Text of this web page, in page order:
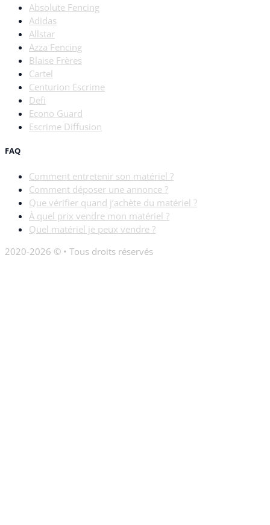
Absolute Fencing
Adidas
Allstar
Azza Fencing
Blaise Frères
Cartel
Centurion Escrime
Defi
Econo Guard
Escrime Diffusion
FAQ
Comment entretenir son matériel ?
Comment déposer une annonce ?
Que vérifier quand j’achète du matériel ?
À quel prix vendre mon matériel ?
Quel matériel je peux vendre ?
2020-2026 © • Tous droits réservés